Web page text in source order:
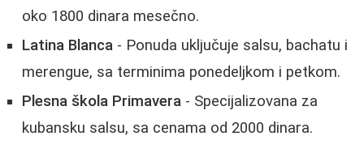
oko 1800 dinara mesečno.
Latina Blanca - Ponuda uključuje salsu, bachatu i
merengue, sa terminima ponedeljkom i petkom.
Plesna škola Primavera - Specijalizovana za
kubansku salsu, sa cenama od 2000 dinara.